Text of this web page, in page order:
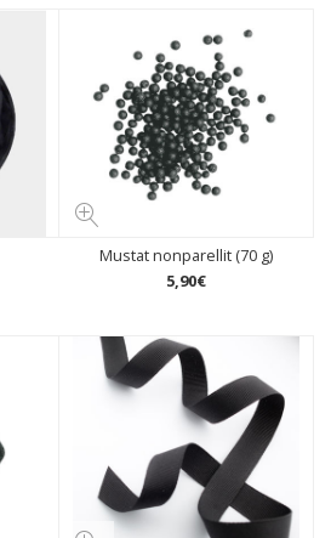
Mustat nonparellit (70 g)
5,90€